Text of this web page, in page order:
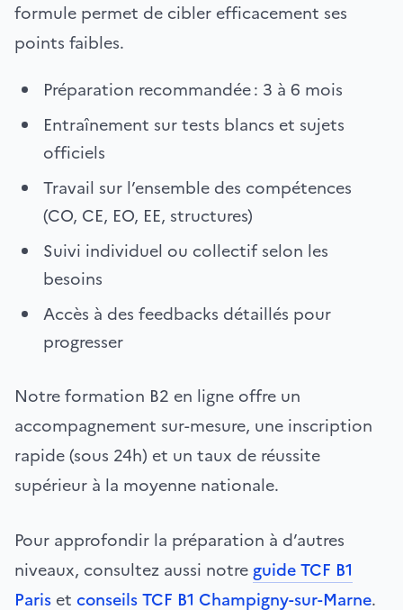
formule permet de cibler efficacement ses
points faibles.
Préparation recommandée : 3 à 6 mois
Entraînement sur tests blancs et sujets
officiels
Travail sur l’ensemble des compétences
(CO, CE, EO, EE, structures)
Suivi individuel ou collectif selon les
besoins
Accès à des feedbacks détaillés pour
progresser
Notre formation B2 en ligne offre un
accompagnement sur-mesure, une inscription
rapide (sous 24h) et un taux de réussite
supérieur à la moyenne nationale.
Pour approfondir la préparation à d’autres
niveaux, consultez aussi notre guide TCF B1
Paris et conseils TCF B1 Champigny-sur-Marne.